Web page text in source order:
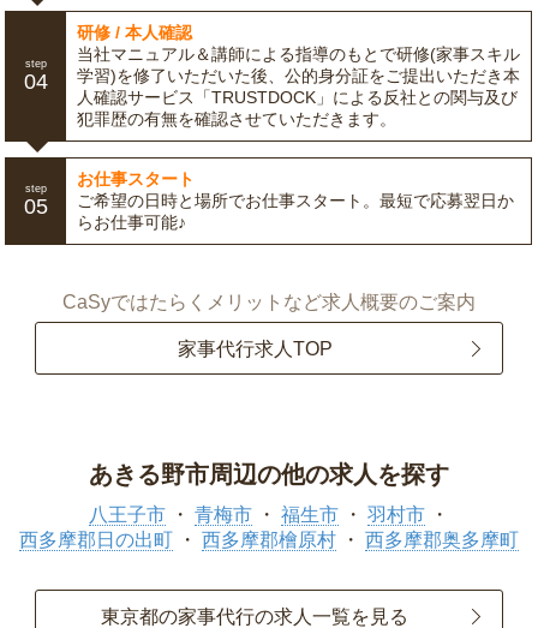
step
04
研修 / 本人確認
当社マニュアル＆講師による指導のもとで研修(家事スキル
学習)を修了いただいた後、公的身分証をご提出いただき本
人確認サービス「TRUSTDOCK」による反社との関与及び
犯罪歴の有無を確認させていただきます。
step
05
お仕事スタート
ご希望の日時と場所でお仕事スタート。最短で応募翌日か
らお仕事可能♪
CaSyではたらくメリットなど求人概要のご案内
家事代行求人TOP
あきる野市周辺の他の求人を探す
八王子市 青梅市 福生市
羽村市
西多摩郡日の出町
西多摩郡檜原村 西多摩郡奥多摩町
東京都の家事代行の求人一覧を見る